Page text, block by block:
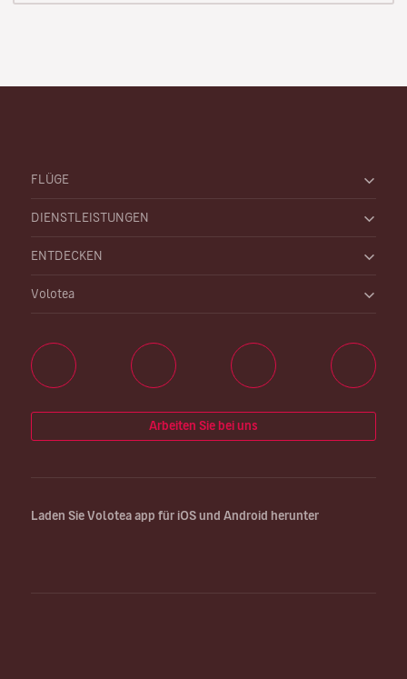
FLÜGE
DIENSTLEISTUNGEN
ENTDECKEN
Volotea
Arbeiten Sie bei uns
Laden Sie Volotea app für iOS und Android herunter